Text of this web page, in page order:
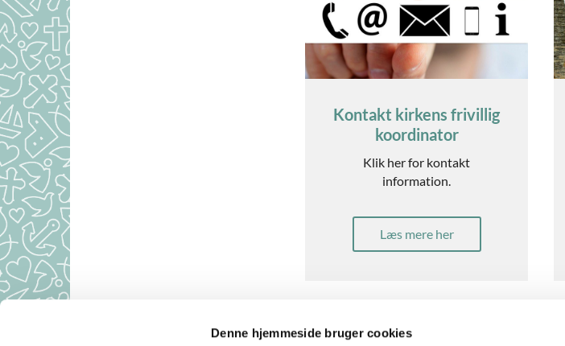
Denne hjemmeside bruger cookies
Kontakt kirkens frivillig
koordinator
Klik her for kontakt
information.
Læs mere her